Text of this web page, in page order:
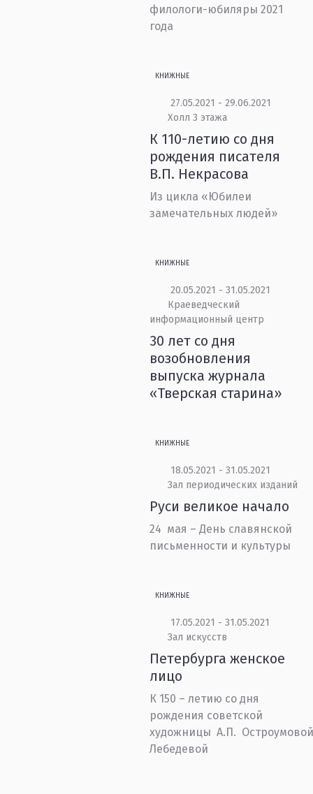
филологи-юбиляры 2021
года
КНИЖНЫЕ
27.05.2021 - 29.06.2021
Холл 3 этажа
К 110-летию со дня
рождения писателя
В.П. Некрасова
Из цикла «Юбилеи
замечательных людей»
КНИЖНЫЕ
20.05.2021 - 31.05.2021
Краеведческий
информационный центр
30 лет со дня
возобновления
выпуска журнала
«Тверская старина»
КНИЖНЫЕ
18.05.2021 - 31.05.2021
Зал периодических изданий
Руси великое начало
24 мая – День славянской
письменности и культуры
КНИЖНЫЕ
17.05.2021 - 31.05.2021
Зал искусств
Петербурга женское
лицо
К 150 – летию со дня
рождения советской
художницы А.П.
Лебедевой